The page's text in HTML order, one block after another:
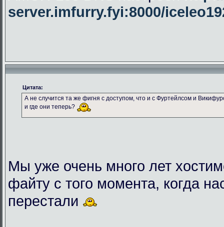
server.imfurry.fyi:8000/
Цитата:
А не случится та же фигня с доступом, что и с Фуртейлсом и
и где они теперь?
Мы уже очень много лет
файту с того момента, когда
перестали